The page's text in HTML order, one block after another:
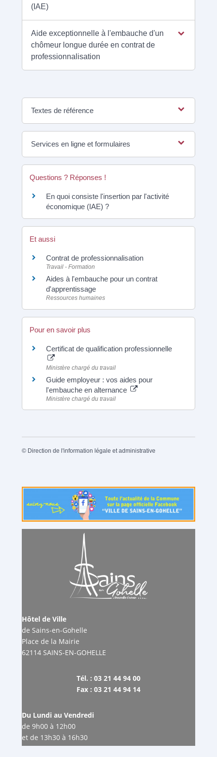
(IAE)
Aide exceptionnelle à l'embauche d'un
chômeur longue durée en contrat de
professionnalisation
Textes de référence
Services en ligne et formulaires
Questions ? Réponses !
En quoi consiste l'insertion par l'activité
économique (IAE) ?
Et aussi
Contrat de professionnalisation
Travail - Formation
Aides à l'embauche pour un contrat
d'apprentissage
Ressources humaines
Pour en savoir plus
Certificat de qualification professionnelle
Ministère chargé du travail
Guide employeur : vos aides pour
l'embauche en alternance
Ministère chargé du travail
© Direction de l'information légale et administrative
Hôtel de Ville
de Sains-en-Gohelle
Place de la Mairie
62114 SAINS-EN-GOHELLE
Tél. : 03 21 44 94 00
Fax : 03 21 44 94 14
Du Lundi au Vendredi
de 9h00 à 12h00
et de 13h30 à 16h30